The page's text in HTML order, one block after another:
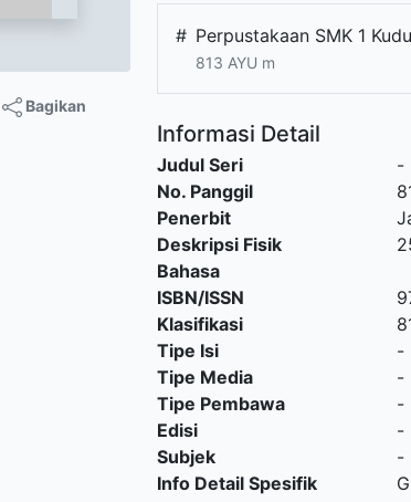
Bagikan
# Perpustakaan SMK 1
813 AYU m
Informasi Detail
Judul Seri
-
No. Panggil
Penerbit
Deskripsi Fisik
Bahasa
ISBN/ISSN
Klasifikasi
Tipe Isi
-
Tipe Media
-
Tipe Pembawa
-
Edisi
-
Subjek
-
Info Detail Spesifik